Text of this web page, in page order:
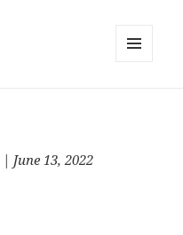
| June 13, 2022